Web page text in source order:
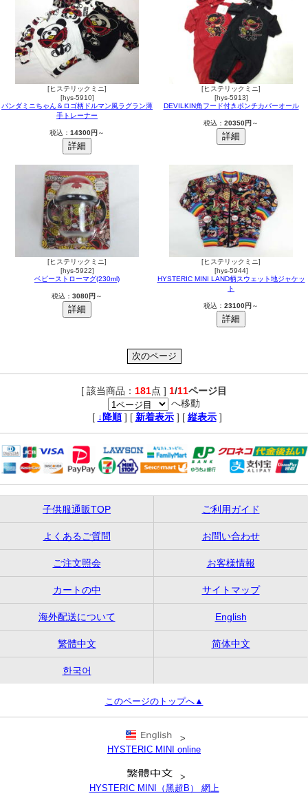
[ヒステリックミニ]
[hys-5910]
パンダミニちゃん＆ロゴ柄ドルマン風ラグラン薄
手トレーナー
税込： 14300円 ～
[ヒステリックミニ]
[hys-5913]
DEVILKIN角フード付きポンチカバーオール
税込： 20350円 ～
[ヒステリックミニ]
[hys-5922]
ベビーストローマグ(230ml)
税込： 3080円 ～
[ヒステリックミニ]
[hys-5944]
HYSTERIC MINI LAND柄スウェット地ジャケッ
ト
税込： 23100円 ～
[ 該当商品： 181点 ] 1/11ページ目
へ移動
[ ↓降順 ] [ 新着表示 ] [ 縦表示 ]
子供服通販TOP ご利用ガイド
よくあるご質問 お問い合わせ
ご注文照会 お客様情報
カートの中 サイトマップ
海外配送について English
繁體中文 简体中文
한국어
このページのトップへ▲
>
HYSTERIC MINI online
>
HYSTERIC MINI（黑超B） 網上